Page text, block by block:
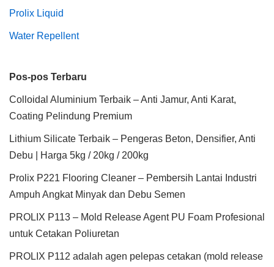
Prolix Liquid
Water Repellent
Pos-pos Terbaru
Colloidal Aluminium Terbaik – Anti Jamur, Anti Karat,
Coating Pelindung Premium
Lithium Silicate Terbaik – Pengeras Beton, Densifier, Anti
Debu | Harga 5kg / 20kg / 200kg
Prolix P221 Flooring Cleaner – Pembersih Lantai Industri
Ampuh Angkat Minyak dan Debu Semen
PROLIX P113 – Mold Release Agent PU Foam Profesional
untuk Cetakan Poliuretan
PROLIX P112 adalah agen pelepas cetakan (mold release